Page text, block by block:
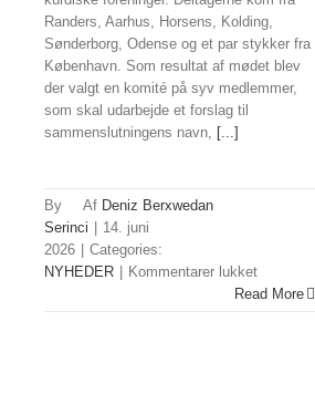
Randers, Aarhus, Horsens, Kolding,
Sønderborg, Odense og et par stykker fra
København. Som resultat af mødet blev
der valgt en komité på syv medlemmer,
som skal udarbejde et forslag til
sammenslutningens navn, [...]
By
Deniz Berxwedan
Serinci
14. juni
2026
Categories:
NYHEDER
Kommentarer lukkettil
Ny
kurdisk
Read More